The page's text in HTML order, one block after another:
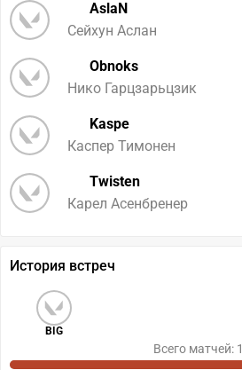
AslaN
Сейхун Аслан
Obnoks
Нико Гарцзарьцзик
Kaspe
Каспер Тимонен
Twisten
Карел Асенбренер
История встреч
BIG
Всего матчей: 1